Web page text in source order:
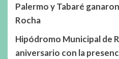
Palermo y Tabaré
Rocha
Hipódromo Municipal de
aniversario con la